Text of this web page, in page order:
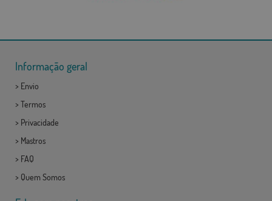
Informação geral
> Envio
> Termos
> Privacidade
> Mastros
> FAQ
> Quem Somos